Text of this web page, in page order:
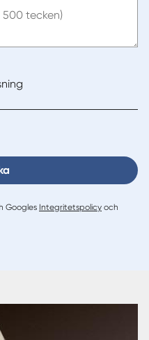
tecken)
Googles Integritetspolicy och